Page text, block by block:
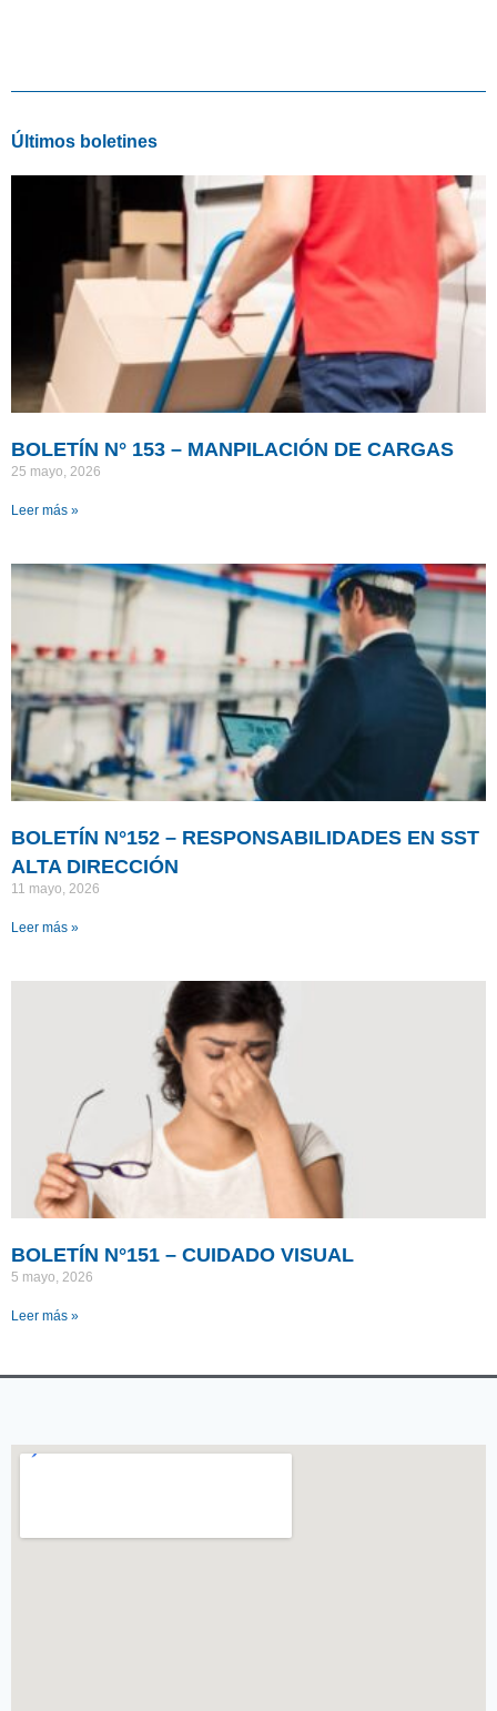
Últimos boletines
BOLETÍN N° 153 – MANPILACIÓN DE CARGAS
25 mayo, 2026
Leer más »
BOLETÍN N°152 – RESPONSABILIDADES EN SST
ALTA DIRECCIÓN
11 mayo, 2026
Leer más »
BOLETÍN N°151 – CUIDADO VISUAL
5 mayo, 2026
Leer más »